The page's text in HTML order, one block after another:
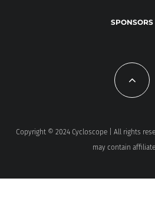
SPONSORS
Copyright © 2024 Cycloscope | All rights
may contain